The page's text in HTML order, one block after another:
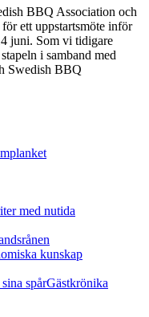
BBQ Association och
ett uppstartsmöte inför
juni. Som vi tidigare
i samband med
Swedish BBQ
planket
med nutida
kunskap
spårGästkrönika